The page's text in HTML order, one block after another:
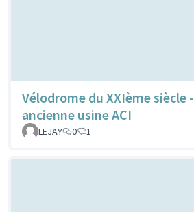
Vélodrome du XXIème siècle -
ancienne usine ACI
LEJAY
0 1